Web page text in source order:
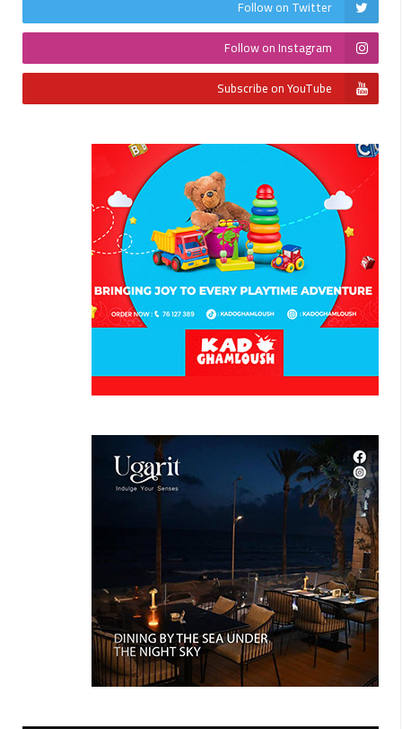
Follow on Twitter
Follow on Instagram
Subscribe on YouTube